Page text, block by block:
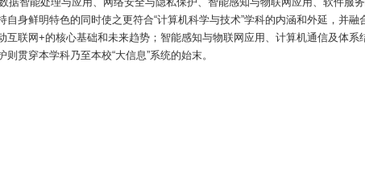
自身鲜明特色的同时使之更符合“计算机科学与技术”学科的内涵和外延，并融
互联网+的核心基础和未来趋势；智能感知与物联网应用、计算机通信及体
则贯穿本学科乃至本校“大信息”系统的始末。